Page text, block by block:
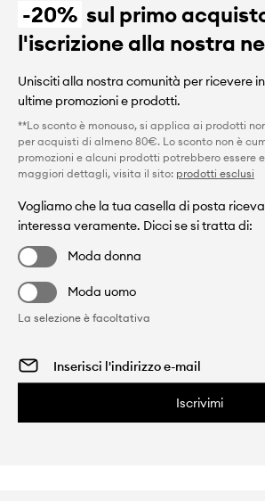
-20% sul primo
l'iscrizione alla nostra
Unisciti alla nostra comunità per ricevere
ultime promozioni e prodotti.
**Lo sconto è monouso, si applica ai prodotti
per acquisti di almeno 80€. Lo sconto non è
promozioni e alcuni prodotti potrebbero essere
maggiori dettagli, visita il sito: prodotti esclusi
Vogliamo che la tua casella di posta
interessa veramente. Dicci se si tratta di:
Moda donna
Moda uomo
La selezione è facoltativa
Iscrivimi